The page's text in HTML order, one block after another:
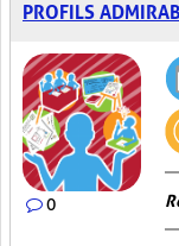
PROFILS
0